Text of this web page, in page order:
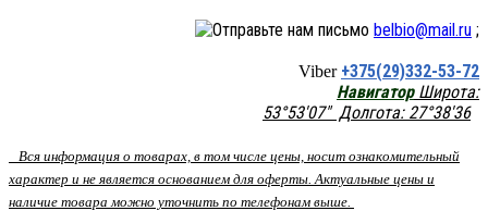
belbio@mail.ru ;
Viber +375(29)332-53-72
НавигаторШирота:
53°53'07" Долгота: 27°38'36
Вся информация о товарах, в том числе цены, носит ознакомительный
характер и не является основанием для оферты. Актуальные цены и
наличие товара можно уточнить по телефонам выше.